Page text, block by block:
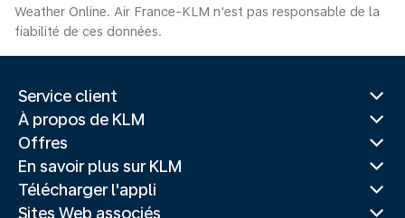
Weather Online. Air France-KLM n'est pas responsable de la
fiabilité de ces données.
Service client
À propos de KLM
Offres
En savoir plus sur KLM
Télécharger l'appli
Sites Web associés